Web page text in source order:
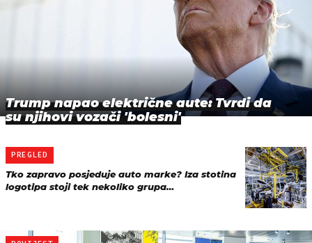
Trump napao električne aute: Tvrdi da
su njihovi vozači 'bolesni'
PREGLED
Tko zapravo posjeduje auto marke? Iza stotina
logotipa stoji tek nekoliko grupa…